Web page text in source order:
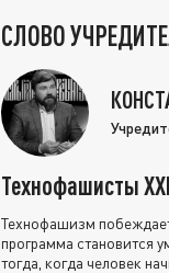
СЛОВО
Технофашисты
Технофашизм
программа становится
тогда, когда человек